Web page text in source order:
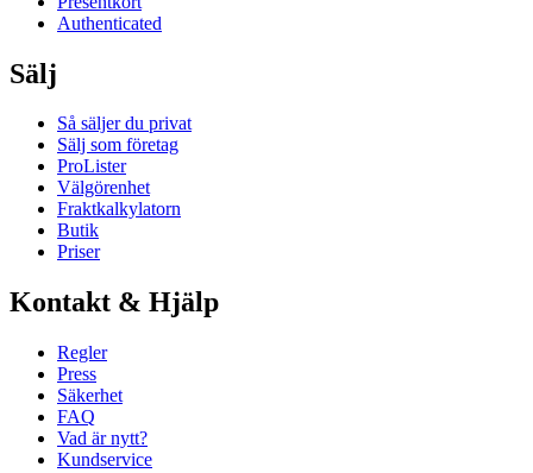
Authenticated
Sälj
Så säljer du privat
Sälj som företag
ProLister
Välgörenhet
Fraktkalkylatorn
Butik
Priser
Kontakt & Hjälp
Regler
Press
Säkerhet
FAQ
Vad är nytt?
Kundservice